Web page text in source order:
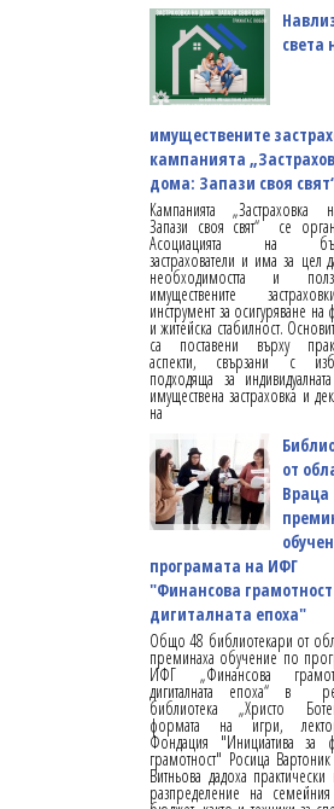
света
имуществените
кампанията
дома: Запази своя
Кампанията
Запази своя свят“ се
Асоциацията на
застрахователи и има за цел
необходимостта и
имуществените
инструмент за осигуряване на
и житейска стабилност.
са поставени върху
аспекти, свързани с
подходяща за
имуществена застраховка и
на
от
Враца
програмата на ИФГ
"Финансова
дигиталната епоха"
Общо 48 библиотекари от
преминаха обучение по
ИФГ „Финансова
дигиталната епоха“ в
библиотека „Христо
формата на игри,
Фондация "Инициатива за
грамотност" Росица
Витньова дадоха практически
разпределение на